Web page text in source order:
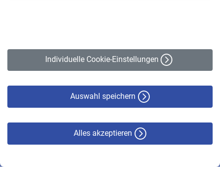
Individuelle Cookie-Einstellungen
Auswahl speichern
Alles akzeptieren
Erklärung zur Barrierefreiheit
© VBL 2026